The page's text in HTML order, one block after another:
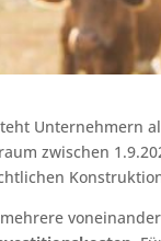
Unternehmern
zwischen